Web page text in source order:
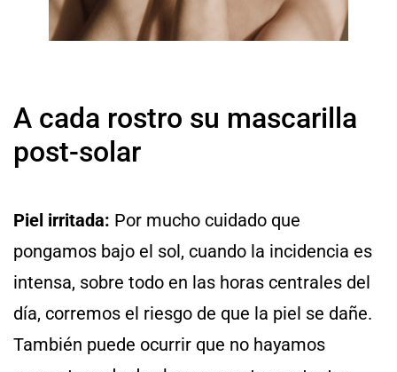
A cada rostro su mascarilla
post-solar
Piel irritada: Por mucho cuidado que
pongamos bajo el sol, cuando la incidencia es
intensa, sobre todo en las horas centrales del
día, corremos el riesgo de que la piel se dañe.
También puede ocurrir que no hayamos